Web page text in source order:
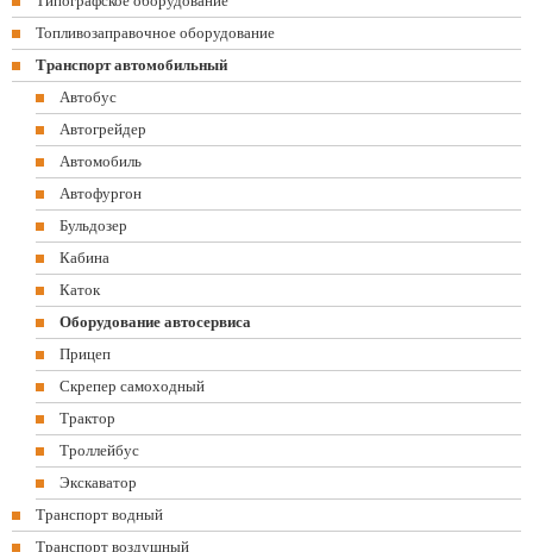
Топливозаправочное оборудование
Транспорт автомобильный
Автобус
Автогрейдер
Автомобиль
Автофургон
Бульдозер
Кабина
Каток
Оборудование автосервиса
Прицеп
Скрепер самоходный
Трактор
Троллейбус
Экскаватор
Транспорт водный
Транспорт воздушный